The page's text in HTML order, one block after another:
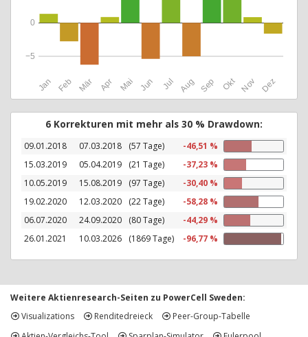
Jan Feb Mär Apr Mai Jun Jul Aug Sep Okt Nov Dez
−5
0
6 Korrekturen mit mehr als 30 % Drawdown:
09.01.2018 07.03.2018 (57 Tage)
-46,51 %
15.03.2019
05.04.2019 (21 Tage)
-37,23 %
10.05.2019
15.08.2019 (97 Tage)
-30,40 %
19.02.2020
12.03.2020 (22 Tage)
-58,28 %
06.07.2020
24.09.2020 (80 Tage)
-44,29 %
26.01.2021
10.03.2026 (1869 Tage) -96,77 %
Weitere Aktienresearch-Seiten zu PowerCell Sweden:
Visualizations
Renditedreieck
Peer-Group-Tabelle